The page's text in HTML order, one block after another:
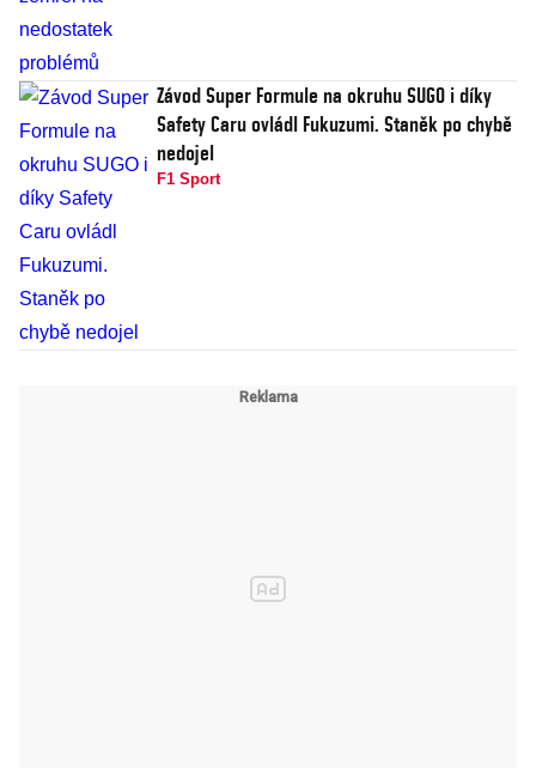
Závod Super Formule na okruhu SUGO i díky
Safety Caru ovládl Fukuzumi. Staněk po chybě
nedojel
F1 Sport